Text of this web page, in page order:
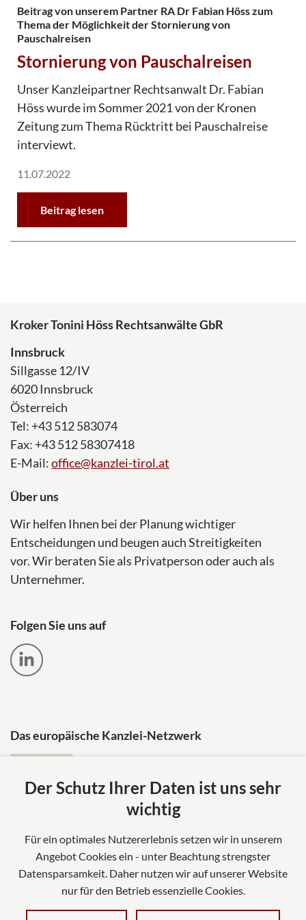
Beitrag von unserem Partner RA Dr Fabian Höss zum
Thema der Möglichkeit der Stornierung von
Pauschalreisen
Stornierung von Pauschalreisen
Unser Kanzleipartner Rechtsanwalt Dr. Fabian
Höss wurde im Sommer 2021 von der Kronen
Zeitung zum Thema Rücktritt bei Pauschalreise
interviewt.
11.07.2022
Beitrag lesen
Kroker Tonini Höss Rechtsanwälte GbR
Innsbruck
Sillgasse 12/IV
6020 Innsbruck
Österreich
Tel: +43 512 583074
Fax: +43 512 58307418
E-Mail:office@kanzlei-tirol.at
Über uns
Wir helfen Ihnen bei der Planung wichtiger
Entscheidungen und beugen auch Streitigkeiten
vor. Wir beraten Sie als Privatperson oder auch als
Unternehmer.
Folgen Sie uns auf
Das europäische Kanzlei-Netzwerk
Impressum
Der Schutz Ihrer Daten ist uns sehr
wichtig
Für ein optimales Nutzererlebnis setzen wir in unserem
Angebot Cookies ein - unter Beachtung strengster
Datensparsamkeit. Daher nutzen wir auf unserer Website
nur für den Betrieb essenzielle Cookies.